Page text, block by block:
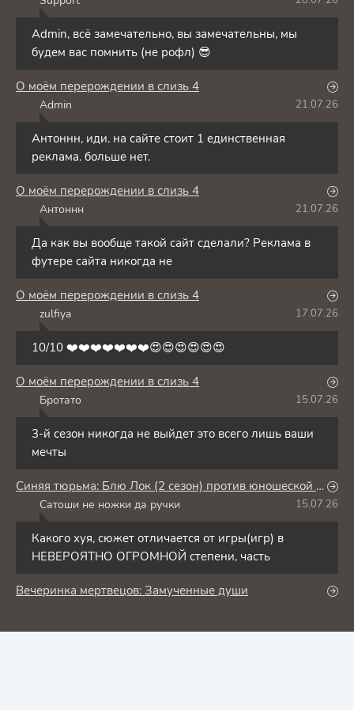
Admin, всё замечательно, вы замечательны, мы
будем вас помнить (не рофл) 😎
О моём перерождении в слизь 4
Admin 21.07.26
Антоннн, иди. на сайте стоит 1 единственная
реклама. больше нет.
О моём перерождении в слизь 4
Антоннн 21.07.26
Да как вы вообще такой сайт сделали? Реклама в
футере сайта никогда не
О моём перерождении в слизь 4
zulfiya 17.07.26
10/10 ❤️❤️❤️❤️❤️❤️❤️😍😍😍😍😍😍
О моём перерождении в слизь 4
Бротато 15.07.26
3-й сезон никогда не выйдет это всего лишь ваши
мечты
Синяя тюрьма: Блю Лок (2 сезон) против юношеской сборной Японии
Сатоши не ножки да ручки 15.07.26
Какого хуя, сюжет отличается от игры(игр) в
НЕВЕРОЯТНО ОГРОМНОЙ степени, часть
Вечеринка мертвецов: Замученные души